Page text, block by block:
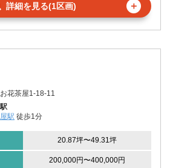
詳細を見る(1区画) ＋
お花茶屋1-18-11
駅 徒歩1分
20.87坪〜49.31坪
200,000円〜400,000円